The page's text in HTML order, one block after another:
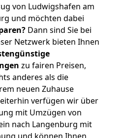
von Ludwigshafen am
und möchten dabei
Dann sind Sie bei
Netzwerk bieten Ihnen
zu fairen Preisen,
anderes als die
neuen Zuhause
verfügen wir über
mit Umzügen von
nach Langenburg mit